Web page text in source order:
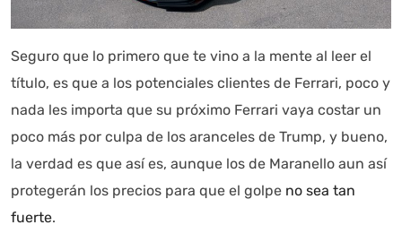
Seguro que lo primero que te vino a la mente al leer el
título, es que a los potenciales clientes de Ferrari, poco y
nada les importa que su próximo Ferrari vaya costar un
poco más por culpa de los aranceles de Trump, y bueno,
la verdad es que así es, aunque los de Maranello aun así
protegerán los precios para que el golpe no sea tan
fuerte.
Autoanalítica IA Agente Inteligente
Estoy aquí para encontrar lo que necesitas. ¿Qué estás
buscando? "Este asistente con IA (OpenAI) ofrece
información referencial que puede contener errores.